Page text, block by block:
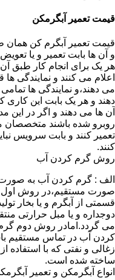
قیمت تعمیر آبگرمکن
قیمت تعمیر آبگرم کن همان
و آن ها بابت تعمیر و یا
هر یک برای انجام کار طبق
اعلام می کنند و نمایندگی
می دهند،و نمایندگی ها
دهند و هر یک بابت این کاری
آن ها می دهند و اگر در
روبرو شده باشند متخصصان
تعمیر کنند و بابت سرویس
کنند.
روش گرم کردن آب
الف : گرم کردن آب به
صورت مستقیم،در روش
قسمتی از آبگرم و یا بخار
دوجداره و یا مبل حرارتی
می گردد.امادر روش دوم
کردن آب در تماس مستقیم
زغالی و نفتی که با استفاده
ساخته شده است.
انواع آبگرمکن و تعمیر